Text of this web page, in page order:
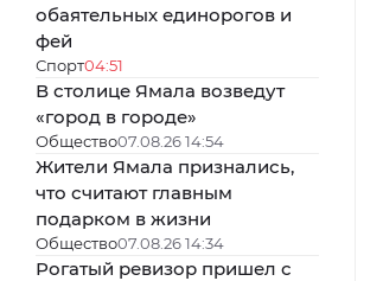
обаятельных единорогов и
фей
Спорт04:51
В столице Ямала возведут
«город в городе»
Общество07.08.26 14:54
Жители Ямала признались,
что считают главным
подарком в жизни
Общество07.08.26 14:34
Рогатый ревизор пришел с